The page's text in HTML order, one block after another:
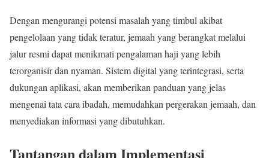
Dengan mengurangi potensi masalah yang timbul akibat
pengelolaan yang tidak teratur, jemaah yang berangkat melalui
jalur resmi dapat menikmati pengalaman haji yang lebih
terorganisir dan nyaman. Sistem digital yang terintegrasi, serta
dukungan aplikasi, akan memberikan panduan yang jelas
mengenai tata cara ibadah, memudahkan pergerakan jemaah, dan
menyediakan informasi yang dibutuhkan.
Tantangan dalam Implementasi